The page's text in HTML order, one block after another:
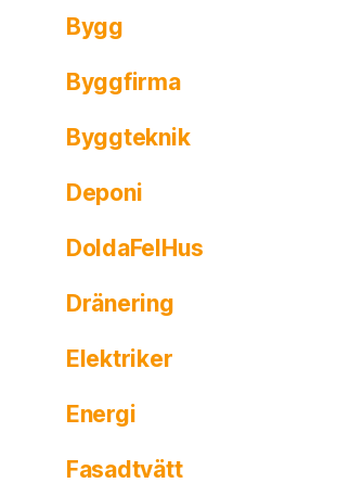
Bygg
Byggfirma
Byggteknik
Deponi
DoldaFelHus
Dränering
Elektriker
Energi
Fasadtvätt